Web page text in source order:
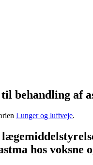
behandling af
Lunger og luftveje.
hos voksne